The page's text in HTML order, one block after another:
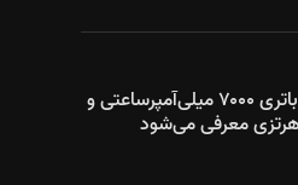
ریلمی 16x با باتری ۷۰۰۰ میلی‌آمپرساعتی و